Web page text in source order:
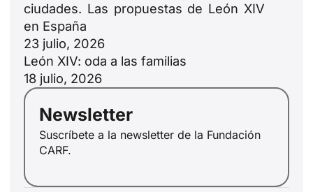
ciudades. Las propuestas de León XIV
en España
23 julio, 2026
León XIV: oda a las familias
18 julio, 2026
Newsletter
Suscríbete a la newsletter de la Fundación
CARF.